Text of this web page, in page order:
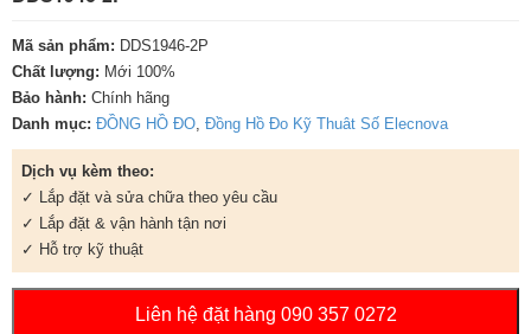
Mã sản phẩm: DDS1946-2P
Chất lượng: Mới 100%
Bảo hành: Chính hãng
Danh mục: ĐỒNG HỒ ĐO, Đồng Hồ Đo Kỹ Thuât Số Elecnova
Dịch vụ kèm theo:
✓ Lắp đặt và sửa chữa theo yêu cầu
✓ Lắp đặt & vận hành tận nơi
✓ Hỗ trợ kỹ thuật
Liên hệ đặt hàng 090 357 0272